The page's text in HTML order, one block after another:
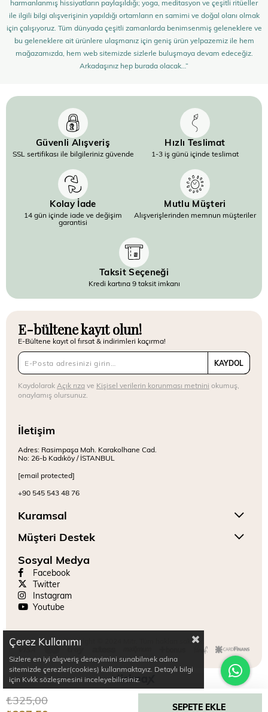
harmanlanmış hissiyatların paylaşıldığı; yoga, meditasyon ve çeşitli ritüeller
ile ilgili bilgi alışverişinin yapıldığı ortamların en samimi ve doğal olanı olmak
için çalışıyoruz. Tüm dünyada çeşitli zamanlarda benimsenmiş geleneklere ve
bu geleneklere ait ürünlere ulaşmanız için geniş ürün yelpazemiz ile hem
mağazamızda, hem web sitemizde sizlerle buluşmaya devam edeceğiz.
Arkadaşınız hep burada olacak…”
Güvenli Alışveriş
SSL sertifikası ile bilgileriniz güvende
Hızlı Teslimat
1-3 iş günü içinde teslimat
Kolay İade
14 gün içinde iade ve değişim
garantisi
Mutlu Müşteri
Alışverişlerinden memnun müşteriler
Taksit Seçeneği
Kredi kartına 9 taksit imkanı
E-bültene kayıt olun!
E-Bültene kayıt ol fırsat & indirimleri kaçırma!
KAYDOL
Kaydolarak Açık rızave Kişisel verilerin korunması metnini okumuş,
onaylamış olursunuz.
İletişim
Adres: Rasimpaşa Mah. Karakolhane Cad.
No: 26-b Kadıköy / İSTANBUL
[email protected]
+90 545 543 48 76
Kuramsal
Müşteri Destek
Sosyal Medya
Facebook
Twitter
Instagram
Youtube
Copyright © 2024 Mitr. Tüm hakları saklıdır.
Çerez Kullanımı
Sizlere en iyi alışveriş deneyimini sunabilmek adına
sitemizde çerezler(cookies) kullanmaktayız. Detaylı bilgi
için Kvkk sözleşmesini inceleyebilirsiniz.
₺325,00